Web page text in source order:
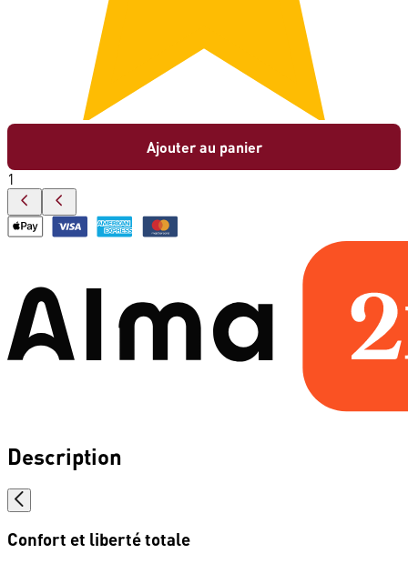
Ajouter au panier
1
Description
Confort et liberté totale